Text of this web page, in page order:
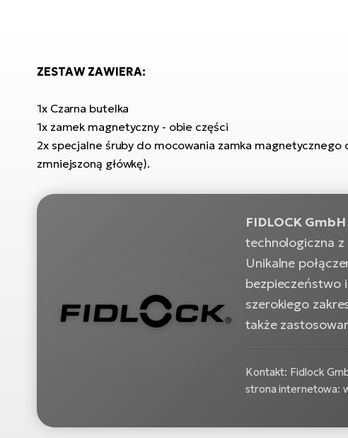
ZESTAW ZAWIERA:
1x Czarna butelka
1x zamek magnetyczny - obie części
2x specjalne śruby do mocowania zamka
zmniejszoną główkę).
FIDLOCK GmbH
technologiczna
Unikalne
bezpieczeństwo
szerokiego
także
Kontakt: Fidlock
strona internetowa: